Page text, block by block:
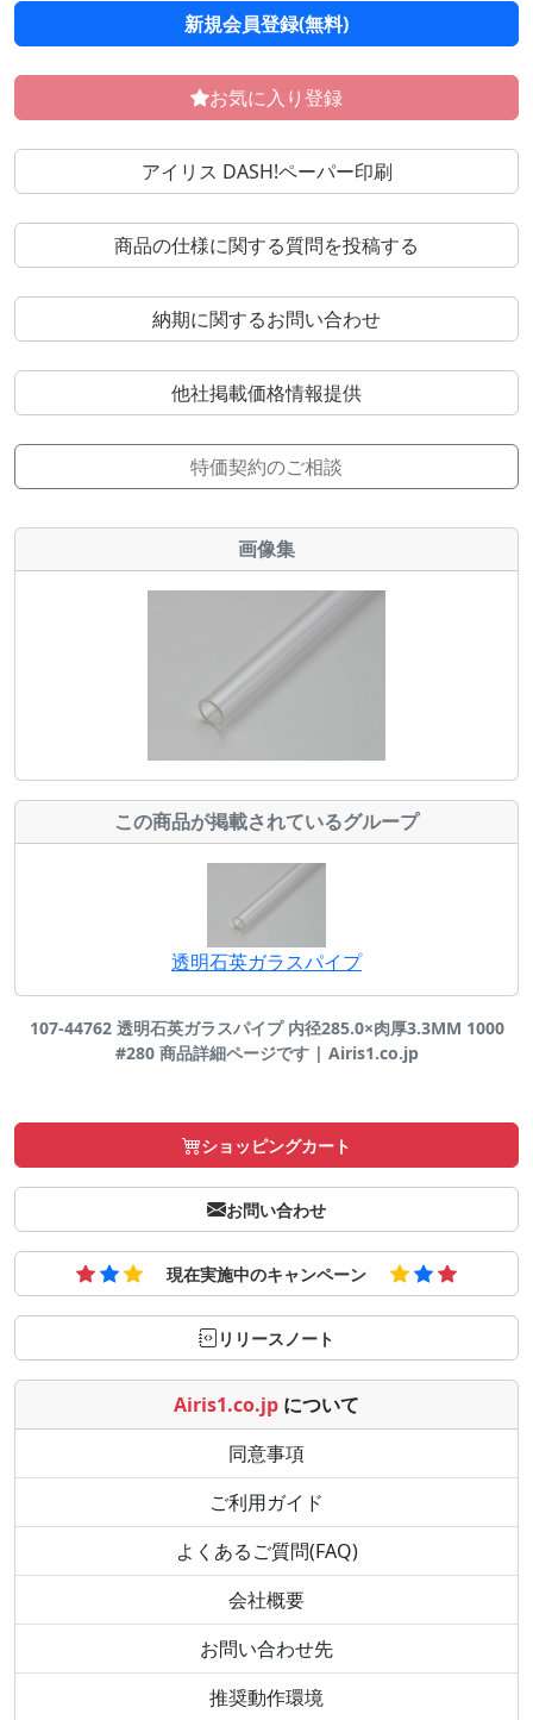
新規会員登録(無料)
お気に入り登録
アイリス DASH!ペーパー印刷
商品の仕様に関する質問を投稿する
納期に関するお問い合わせ
他社掲載価格情報提供
特価契約のご相談
画像集
この商品が掲載されているグループ
透明石英ガラスパイプ
107-44762 透明石英ガラスパイプ 内径285.0×肉厚3.3MM 1000
#280 商品詳細ページです | Airis1.co.jp
ショッピングカート
お問い合わせ
現在実施中のキャンペーン
リリースノート
Airis1.co.jp について
同意事項
ご利用ガイド
よくあるご質問(FAQ)
会社概要
お問い合わせ先
推奨動作環境